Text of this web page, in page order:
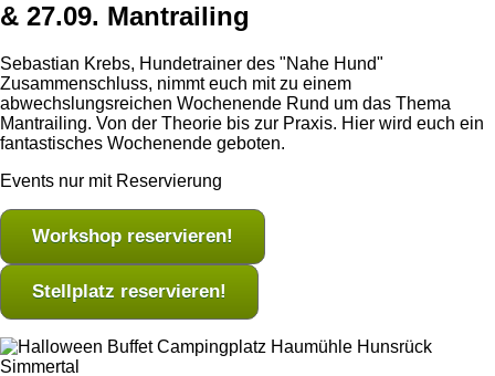
& 27.09. Mantrailing
Sebastian Krebs, Hundetrainer des "Nahe Hund"
Zusammenschluss, nimmt euch mit zu einem
abwechslungsreichen Wochenende Rund um das Thema
Mantrailing. Von der Theorie bis zur Praxis. Hier wird euch ein
fantastisches Wochenende geboten.
Events nur mit Reservierung
Workshop reservieren!
Stellplatz reservieren!